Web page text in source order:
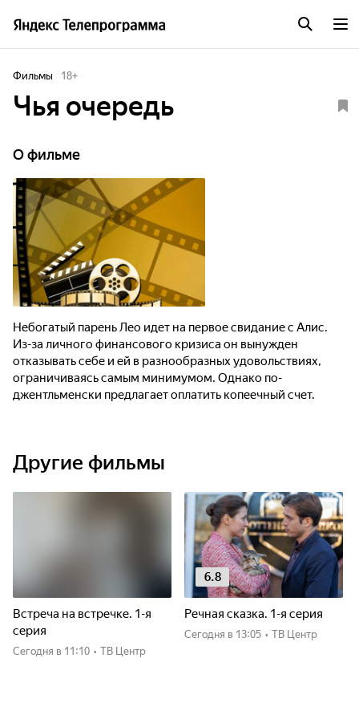
Фильмы 18+
Чья очередь
О фильме
Небогатый парень Лео идет на первое свидание с Алис.
Из-за личного финансового кризиса он вынужден
отказывать себе и ей в разнообразных удовольствиях,
ограничиваясь самым минимумом. Однако по-
джентльменски предлагает оплатить копеечный счет.
Другие фильмы
Встреча на встречке. 1-я
серия
Сегодня в 11:10 • ТВ Центр
6.8
Речная сказка. 1-я серия
Сегодня в 13:05 • ТВ Центр